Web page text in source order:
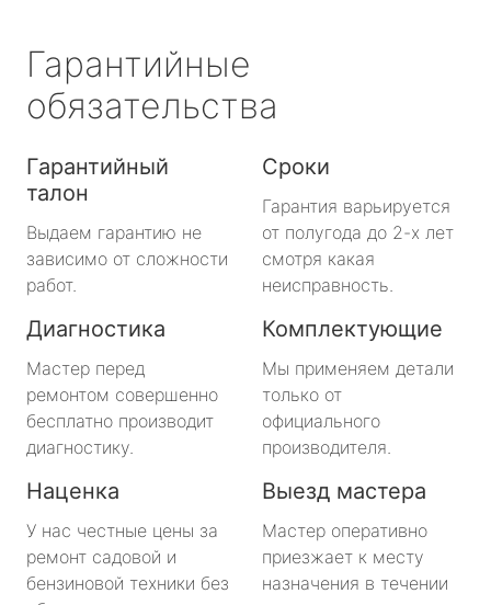
Гарантийные
обязательства
Гарантийный
талон
Выдаем гарантию не
зависимо от сложности
работ.
Сроки
Гарантия варьируется
от полугода до 2-х лет
смотря какая
неисправность.
Диагностика
Мастер перед
ремонтом совершенно
бесплатно производит
диагностику.
Комплектующие
Мы применяем детали
только от
официального
производителя.
Наценка
У нас честные цены за
ремонт садовой и
бензиновой техники без
Выезд мастера
Мастер оперативно
приезжает к месту
назначения в течении